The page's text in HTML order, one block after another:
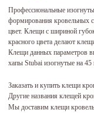
Профессиональные
формирования кровельных
цвет. Клещи с шириной
красного цвета делают
Клещи данных параметров
хапы Stubai изогнутые на 45
Заказать и купить клещи
Другие названия клещей
Мы доставим клещи